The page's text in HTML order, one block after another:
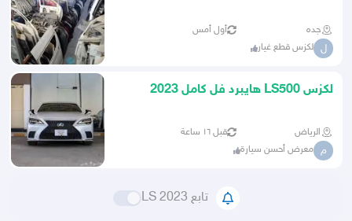
جده أول أمس
ل لكزس قطع غيار
لكزس LS500 هايبرد فل كامل 2023
الرياض قبل ١٦ ساعة
م معرض أحسن سيارة
تابع LS 2023